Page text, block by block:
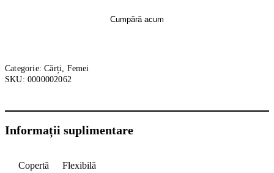
Cumpără acum
Categorie: Cărți, Femei
SKU: 0000002062
Informații suplimentare
Copertă Flexibilă